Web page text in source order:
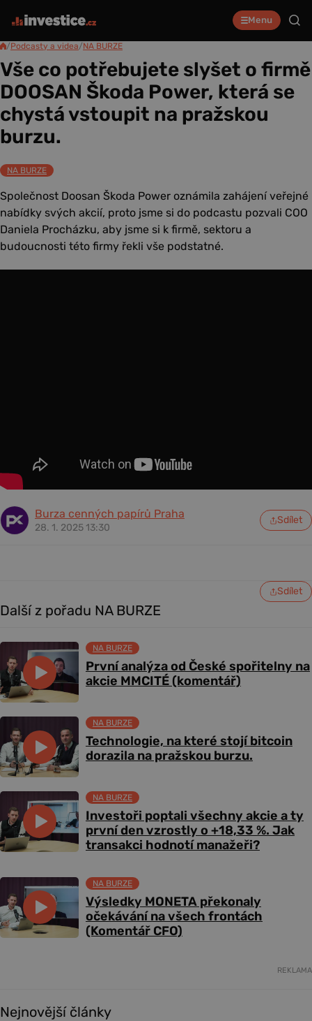
Menu
/Podcasty a videa/NA BURZE
Vše co potřebujete slyšet o firmě
DOOSAN Škoda Power, která se
chystá vstoupit na pražskou
burzu.
NA BURZE
Společnost Doosan Škoda Power oznámila zahájení veřejné
nabídky svých akcií, proto jsme si do podcastu pozvali COO
Daniela Procházku, aby jsme si k firmě, sektoru a
budoucnosti této firmy řekli vše podstatné.
Burza cenných papírů Praha
28. 1. 2025 13:30
Sdílet
Sdílet
Další z pořadu NA BURZE
První analýza od České spořitelny na
akcie MMCITÉ (komentář)
NA BURZE
Technologie, na které stojí bitcoin
dorazila na pražskou burzu.
NA BURZE
Investoři poptali všechny akcie a ty
první den vzrostly o +18,33 %. Jak
transakci hodnotí manažeři?
NA BURZE
Výsledky MONETA překonaly
očekávání na všech frontách
(Komentář CFO)
NA BURZE
REKLAMA
Nejnovější články